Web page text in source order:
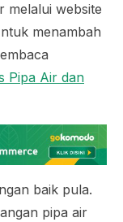
melalui website
menambah
Pipa Air dan
baik pula.
pipa air